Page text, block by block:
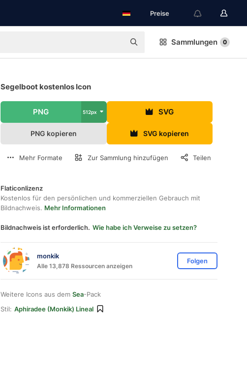
Preise
Sammlungen 0
Segelboot kostenlos Icon
PNG 512px SVG
PNG kopieren SVG kopieren
Mehr Formate Zur Sammlung hinzufügen Teilen
Flaticonlizenz
Kostenlos für den persönlichen und kommerziellen Gebrauch mit
Bildnachweis. Mehr Informationen
Bildnachweis ist erforderlich. Wie habe ich Verweise zu setzen?
monkik
Alle 13,878 Ressourcen anzeigen
Folgen
Weitere Icons aus dem Sea-Pack
Stil: Aphiradee (monkik) Lineal